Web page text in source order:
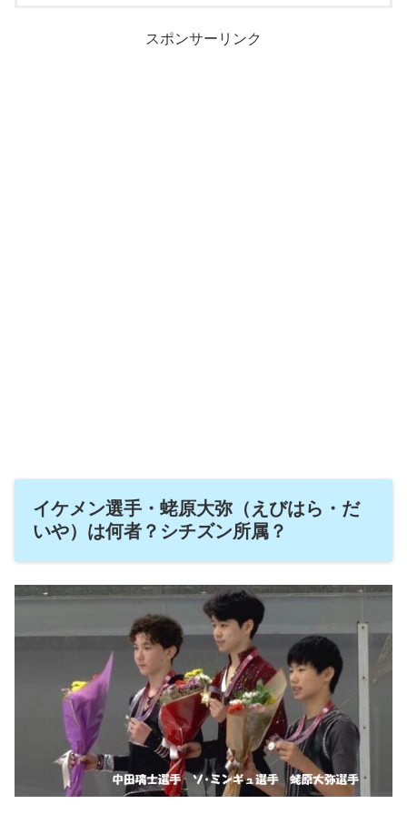
スポンサーリンク
イケメン選手・蛯原大弥（えびはら・だ
いや）は何者？シチズン所属？